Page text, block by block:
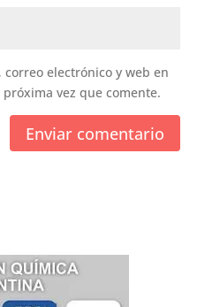
electrónico y web en
vez que comente.